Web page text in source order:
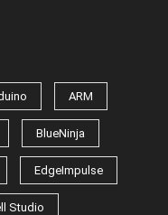
ARM
BlueNinja
EdgeImpulse
Studio